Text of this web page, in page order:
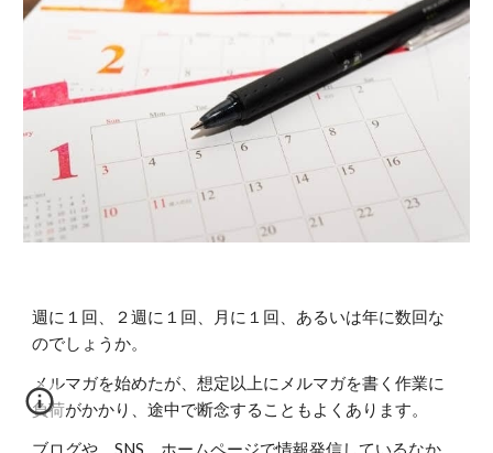
週に１回、２週に１回、月に１回、あるいは年に数回な
のでしょうか。
メルマガを始めたが、想定以上にメルマガを書く作業に
負荷がかかり、途中で断念することもよくあります。
ブログや、SNS、ホームページで情報発信しているなか